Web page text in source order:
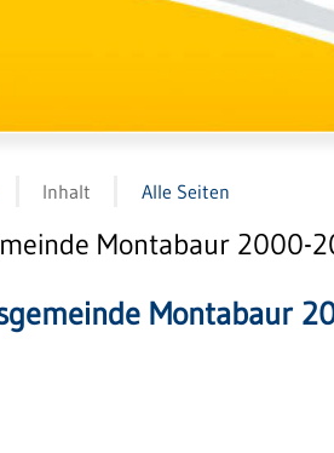
Inhalt Alle Seiten
Montabaur 2000-
Montabaur